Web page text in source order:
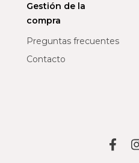
Gestión de la
compra
Preguntas frecuentes
Contacto